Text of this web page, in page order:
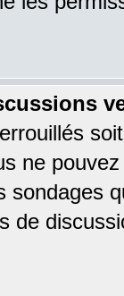
ne
sondages
de